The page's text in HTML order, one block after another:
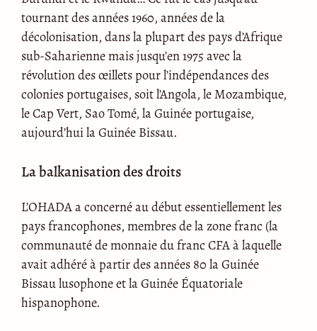
tournant des années 1960, années de la
décolonisation, dans la plupart des pays d’Afrique
sub-Saharienne mais jusqu’en 1975 avec la
révolution des œillets pour l’indépendances des
colonies portugaises, soit l’Angola, le Mozambique,
le Cap Vert, Sao Tomé, la Guinée portugaise,
aujourd’hui la Guinée Bissau.
La balkanisation des droits
L’OHADA a concerné au début essentiellement les
pays francophones, membres de la zone franc (la
communauté de monnaie du franc CFA à laquelle
avait adhéré à partir des années 80 la Guinée
Bissau lusophone et la Guinée Équatoriale
hispanophone.